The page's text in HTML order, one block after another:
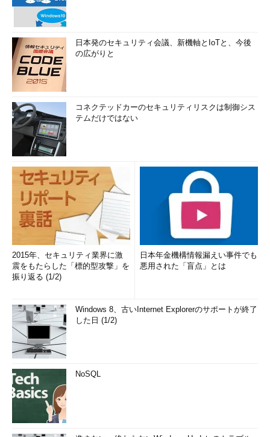
日本発のセキュリティ会議、新機軸とIoTと、今後
の広がりと
コネクテッドカーのセキュリティリスクは制御シス
テムだけではない
2015年、セキュリティ業界に激
震をもたらした「標的型攻撃」を
振り返る (1/2)
日本年金機構情報漏えい事件でも
悪用された「盲点」とは
Windows 8、古いInternet Explorerのサポートが終了
した日 (1/2)
NoSQL